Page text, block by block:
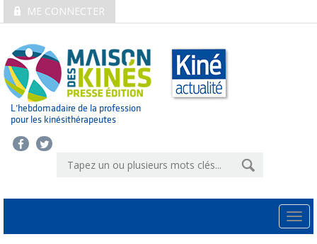
ME CONNECTER
L’hebdomadaire de la profession
pour les kinésithérapeutes